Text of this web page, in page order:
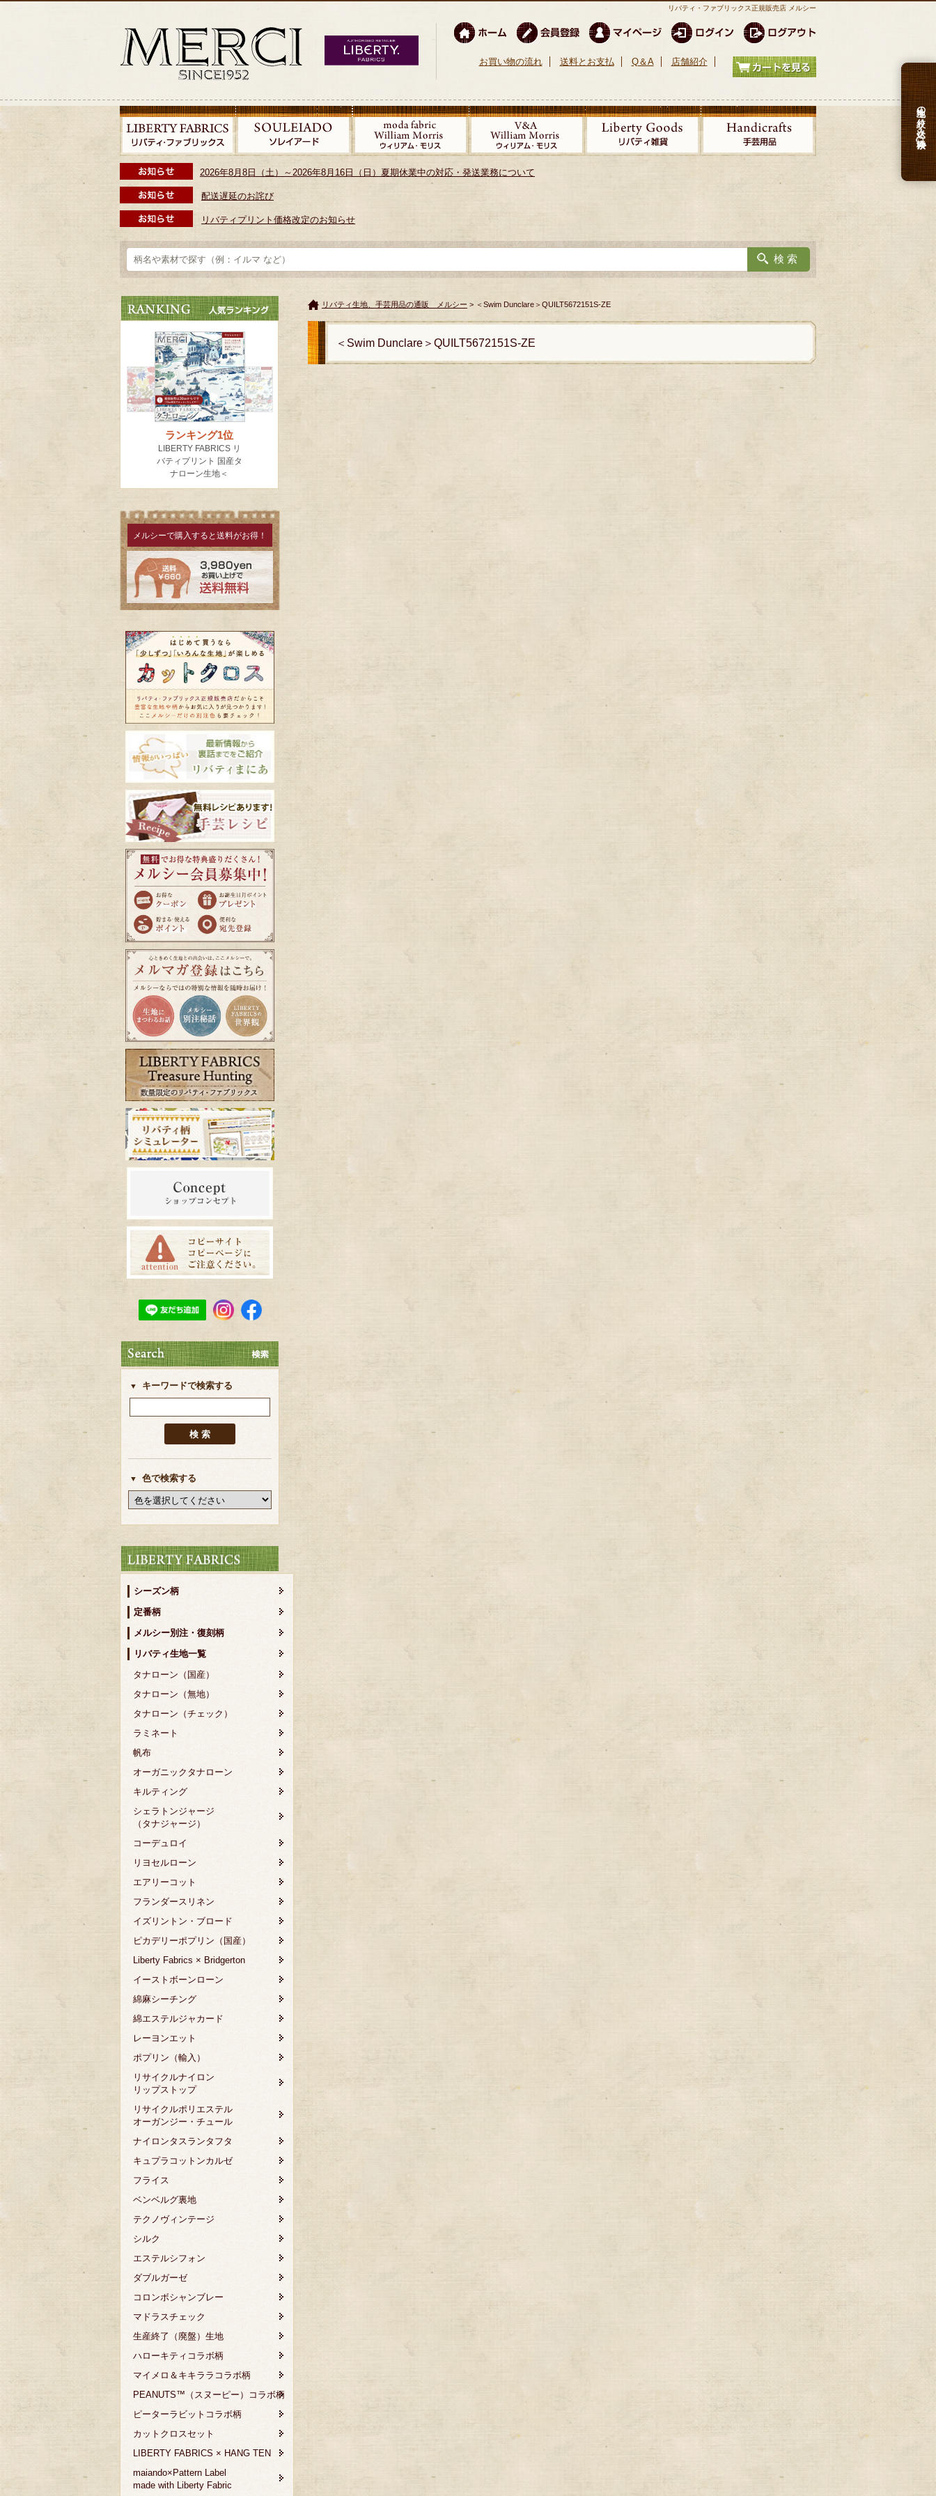
リバティ・ファブリックス正規販売店 メルシー
お買い物の流れ 送料とお支払 Q＆A 店舗紹介
2026年8月8日（土）～2026年8月16日（日）夏期休業中の対応・発送業務について
配送遅延のお詫び
リバティプリント価格改定のお知らせ
生地の絞り込み検索
メルシーで購入すると送料がお得！
キーワードで検索する
色で検索する
シーズン柄
定番柄
メルシー別注・復刻柄
リバティ生地一覧
タナローン（国産）
タナローン（無地）
タナローン（チェック）
ラミネート
帆布
オーガニックタナローン
キルティング
シェラトンジャージ
（タナジャージ）
コーデュロイ
リヨセルローン
エアリーコット
フランダースリネン
イズリントン・ブロード
ピカデリーポプリン（国産）
Liberty Fabrics × Bridgerton
イーストボーンローン
綿麻シーチング
綿エステルジャカード
レーヨンエット
ポプリン（輸入）
リサイクルナイロン
リップストップ
リサイクルポリエステル
オーガンジー・チュール
ナイロンタスランタフタ
キュプラコットンカルゼ
フライス
ベンベルグ裏地
テクノヴィンテージ
シルク
エステルシフォン
ダブルガーゼ
コロンボシャンブレー
マドラスチェック
生産終了（廃盤）生地
ハローキティコラボ柄
マイメロ＆キキララコラボ柄
PEANUTS™（スヌーピー）コラボ柄
ピーターラビットコラボ柄
カットクロスセット
LIBERTY FABRICS × HANG TEN
maiando×Pattern Label
made with Liberty Fabric
リバティ生地、手芸用品の通販 メルシー > ＜Swim Dunclare＞QUILT5672151S-ZE
＜Swim Dunclare＞QUILT5672151S-ZE